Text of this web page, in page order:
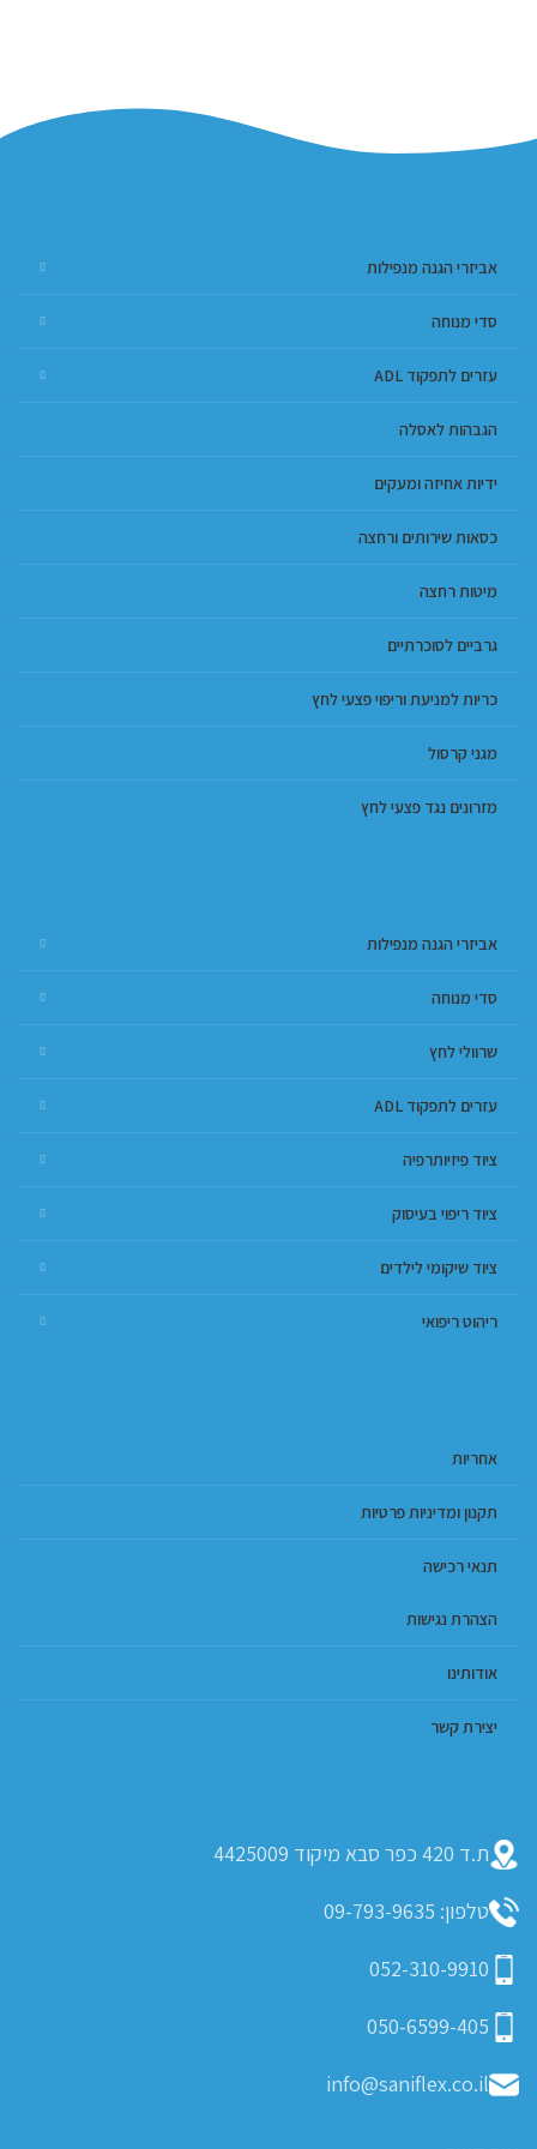
אביזרי הגנה מנפילות
סדי מנוחה
עזרים לתפקוד ADL
הגבהות לאסלה
ידיות אחיזה ומעקים
כסאות שירותים ורחצה
מיטות רחצה
גרביים לסוכרתיים
כריות למניעת וריפוי פצעי לחץ
מגני קרסול
מזרונים נגד פצעי לחץ
אביזרי הגנה מנפילות
סדי מנוחה
שרוולי לחץ
עזרים לתפקוד ADL
ציוד פיזיותרפיה
ציוד ריפוי בעיסוק
ציוד שיקומי לילדים
ריהוט ריפואי
אחריות
תקנון ומדיניות פרטיות
תנאי רכישה
הצהרת נגישות
אודותינו
יצירת קשר
ת.ד 420 כפר סבא מיקוד 4425009
טלפון: 09-793-9635
052-310-9910
050-6599-405
info@saniflex.co.il